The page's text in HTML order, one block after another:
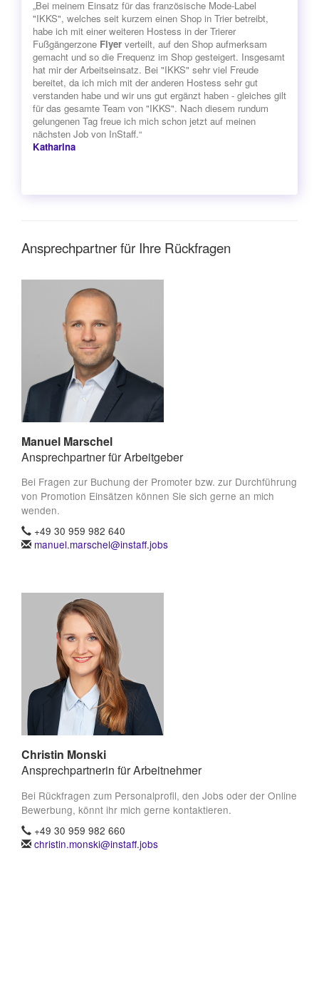
„Bei meinem Einsatz für das französische Mode-Label
"IKKS", welches seit kurzem einen Shop in Trier betreibt,
habe ich mit einer weiteren Hostess in der Trierer
Fußgängerzone Flyer verteilt, auf den Shop aufmerksam
gemacht und so die Frequenz im Shop gesteigert. Insgesamt
hat mir der Arbeitseinsatz. Bei "IKKS" sehr viel Freude
bereitet, da ich mich mit der anderen Hostess sehr gut
verstanden habe und wir uns gut ergänzt haben - gleiches gilt
für das gesamte Team von "IKKS". Nach diesem rundum
gelungenen Tag freue ich mich schon jetzt auf meinen
nächsten Job von InStaff.“
Katharina
Ansprechpartner für Ihre Rückfragen
Manuel Marschel
Ansprechpartner für Arbeitgeber
Bei Fragen zur Buchung der Promoter bzw. zur Durchführung
von Promotion Einsätzen können Sie sich gerne an mich
wenden.
+49 30 959 982 640
manuel.marschel@instaff.jobs
Christin Monski
Ansprechpartnerin für Arbeitnehmer
Bei Rückfragen zum Personalprofil, den Jobs oder der Online
Bewerbung, könnt ihr mich gerne kontaktieren.
+49 30 959 982 660
christin.monski@instaff.jobs